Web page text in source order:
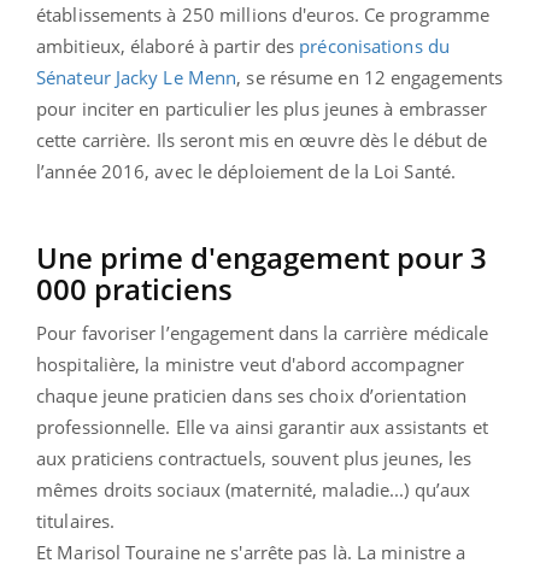
établissements à 250 millions d'euros. Ce programme
ambitieux, élaboré à partir des préconisations du
Sénateur Jacky Le Menn, se résume en 12 engagements
pour inciter en particulier les plus jeunes à embrasser
cette carrière. Ils seront mis en œuvre dès le début de
l’année 2016, avec le déploiement de la Loi Santé.
Une prime d'engagement pour 3
000 praticiens
Pour favoriser l’engagement dans la carrière médicale
hospitalière, la ministre veut d'abord accompagner
chaque jeune praticien dans ses choix d’orientation
professionnelle. Elle va ainsi garantir aux assistants et
aux praticiens contractuels, souvent plus jeunes, les
mêmes droits sociaux (maternité, maladie...) qu’aux
titulaires.
Et Marisol Touraine ne s'arrête pas là. La ministre a